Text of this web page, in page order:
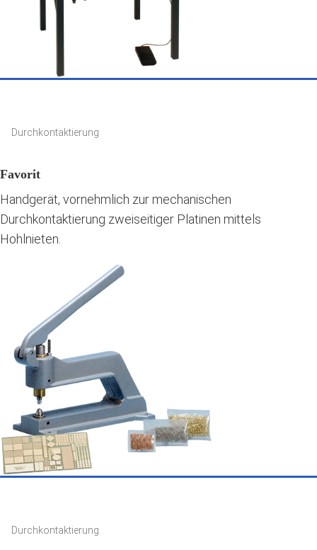
Favorit
Durchkontaktierung
Handgerät, vornehmlich zur mechanischen
Durchkontaktierung zweiseitiger Platinen mittels
Hohlnieten.
Durchkontaktierung